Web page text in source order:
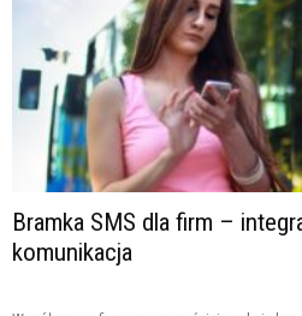
Bramka SMS dla firm –
komunikacja